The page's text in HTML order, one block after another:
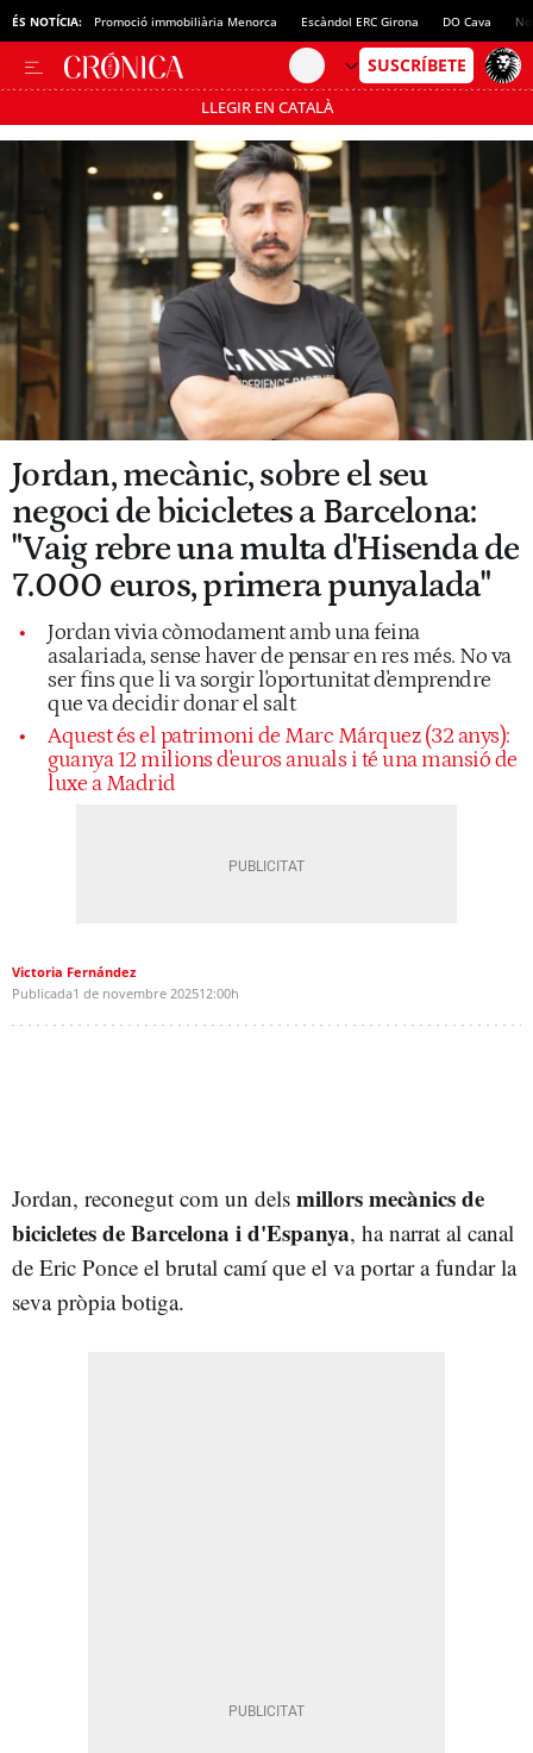
ÉS NOTÍCIA: Promoció immobiliària Menorca Escàndol ERC Girona DO Cava
LLEGIR EN CATALÀ
Passa’t al mode estalvi
Jordan, mecànic, sobre el seu
negoci de bicicletes a Barcelona:
"Vaig rebre una multa d'Hisenda de
7.000 euros, primera punyalada"
Jordan vivia còmodament amb una feina
asalariada, sense haver de pensar en res més. No va
ser fins que li va sorgir l'oportunitat d'emprendre
que va decidir donar el salt
Aquest és el patrimoni de Marc Márquez (32 anys):
guanya 12 milions d'euros anuals i té una mansió de
luxe a Madrid
Victoria Fernández
Publicada1 de novembre 202512:00h
Jordan, reconegut com un dels millors mecànics de
bicicletes de Barcelona i d'Espanya, ha narrat al canal
de Eric Ponce el brutal camí que el va portar a fundar la
seva pròpia botiga.